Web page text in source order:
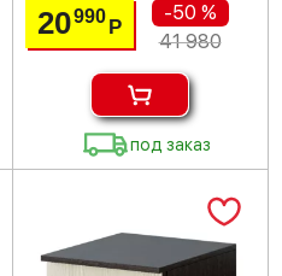
20990 Р
-50 %
41 980
под заказ